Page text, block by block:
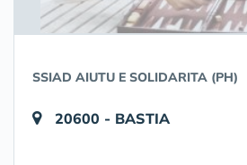
SSIAD AIUTU E SOLIDARITA (PH)
20600 - BASTIA